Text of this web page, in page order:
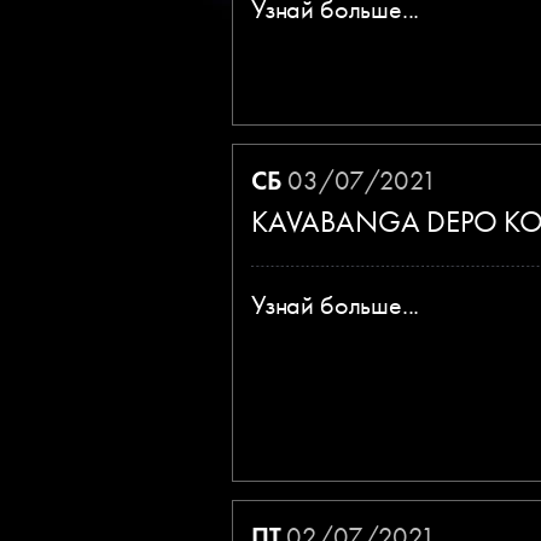
Узнай больше...
СБ 03/07/2021
KAVABANGA DEPO
Узнай больше...